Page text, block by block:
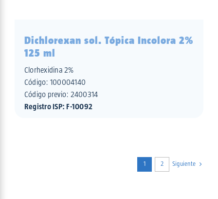
Dichlorexan sol. Tópica Incolora 2%
125 ml
Clorhexidina 2%
Código: 100004140
Código previo: 2400314
Registro ISP: F-10092
1 2 Siguiente